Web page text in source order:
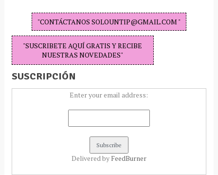
"CONTÁCTANOS SOLOUNTIP@GMAIL.COM "
"SUSCRIBETE AQUÍ GRATIS Y RECIBE
NUESTRAS NOVEDADES"
SUSCRIPCIÓN
Enter your email address:
Delivered by FeedBurner